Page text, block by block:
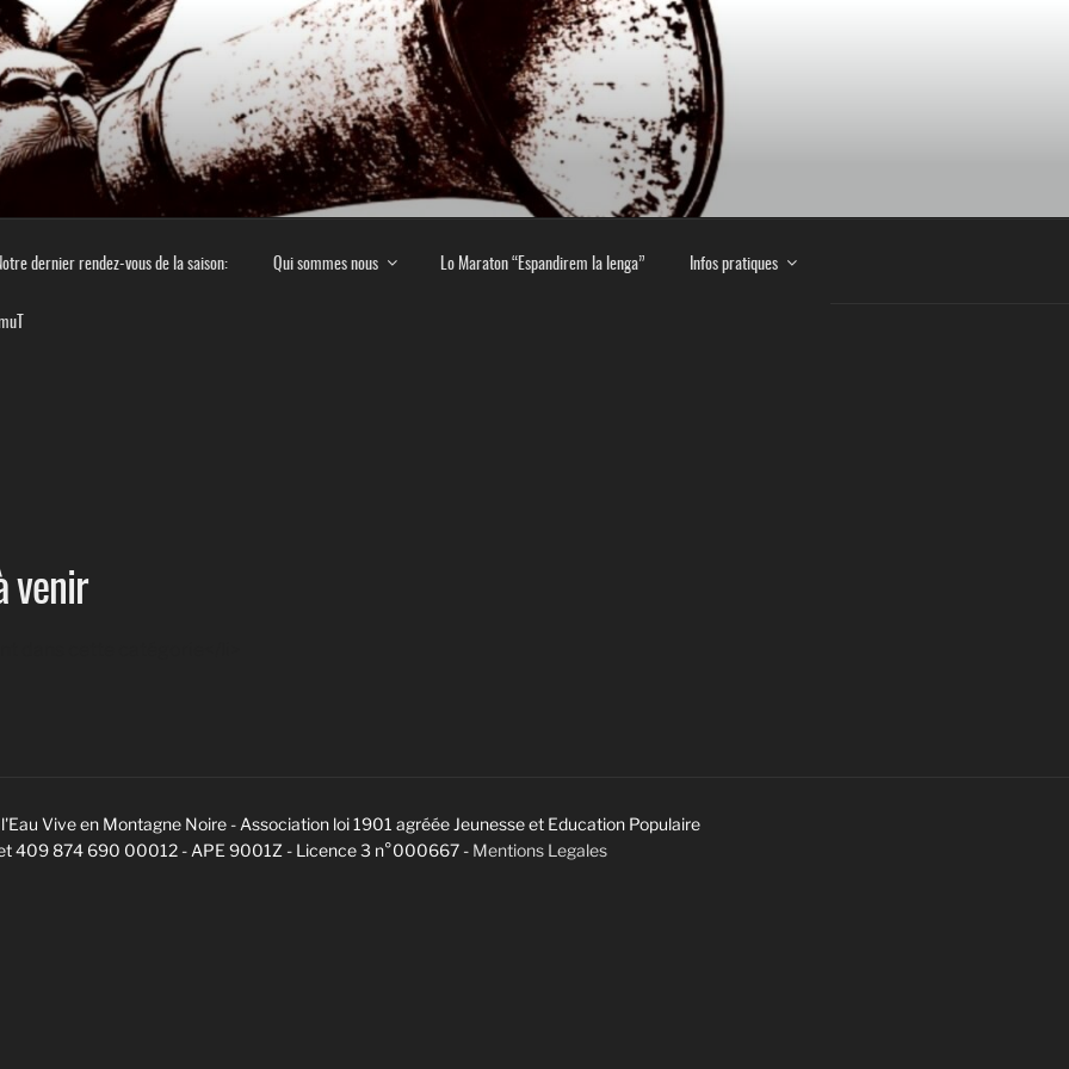
MONTAGNE NOIRE
en Montagne Noire
dernier rendez-vous de la saison: Qui sommes nous Lo Maraton “Espandirem la lenga” Infos pratiques
venir
Vive en Montagne Noire - Association loi 1901 agréée Jeunesse et Education Populaire
409 874 690 00012 - APE 9001Z - Licence 3 n°000667 - Mentions Legales